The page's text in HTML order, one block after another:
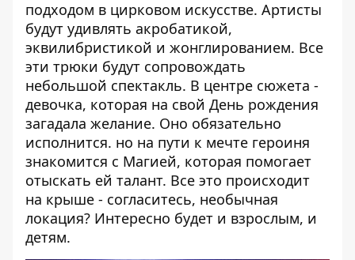
подходом в цирковом искусстве. Артисты
будут удивлять акробатикой,
эквилибристикой и жонглированием. Все
эти трюки будут сопровождать
небольшой спектакль. В центре сюжета -
девочка, которая на свой День рождения
загадала желание. Оно обязательно
исполнится. но на пути к мечте героиня
знакомится с Магией, которая помогает
отыскать ей талант. Все это происходит
на крыше - согласитесь, необычная
локация? Интересно будет и взрослым, и
детям.